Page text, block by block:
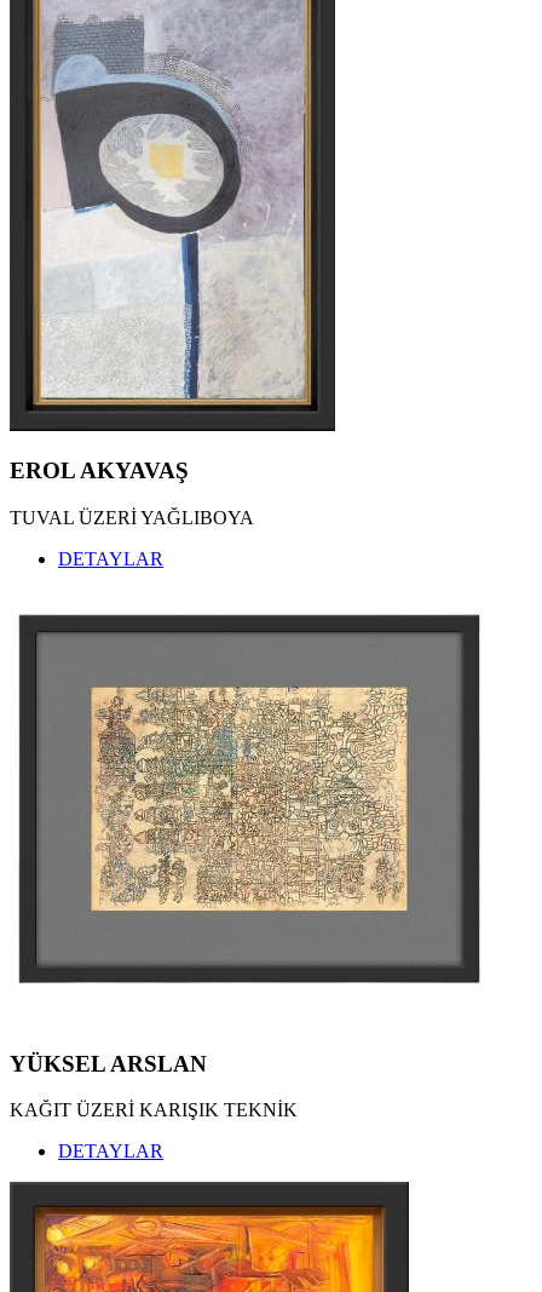
EROL AKYAVAŞ
TUVAL ÜZERİ YAĞLIBOYA
DETAYLAR
YÜKSEL ARSLAN
KAĞIT ÜZERİ KARIŞIK TEKNİK
DETAYLAR